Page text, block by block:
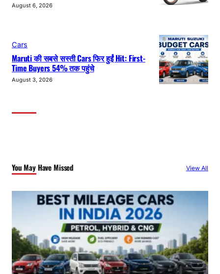
August 6, 2026
Cars
Maruti की सबसे सस्ती Cars फिर हुईं Hit: First-
Time Buyers 54% तक पहुंचे
August 3, 2026
You May Have Missed View All